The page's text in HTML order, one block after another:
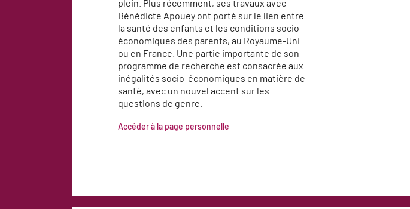
plein. Plus récemment, ses travaux avec
Bénédicte Apouey ont porté sur le lien entre
la santé des enfants et les conditions socio-
économiques des parents, au Royaume-Uni
ou en France. Une partie importante de son
programme de recherche est consacrée aux
inégalités socio-économiques en matière de
santé, avec un nouvel accent sur les
questions de genre.
Accéder à la page personnelle